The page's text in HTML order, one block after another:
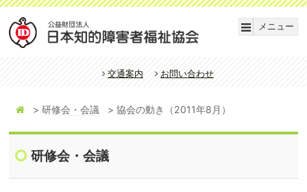
メニュー
交通案内 お問い合わせ
研修会・会議 協会の動き（2011年8月）
研修会・会議